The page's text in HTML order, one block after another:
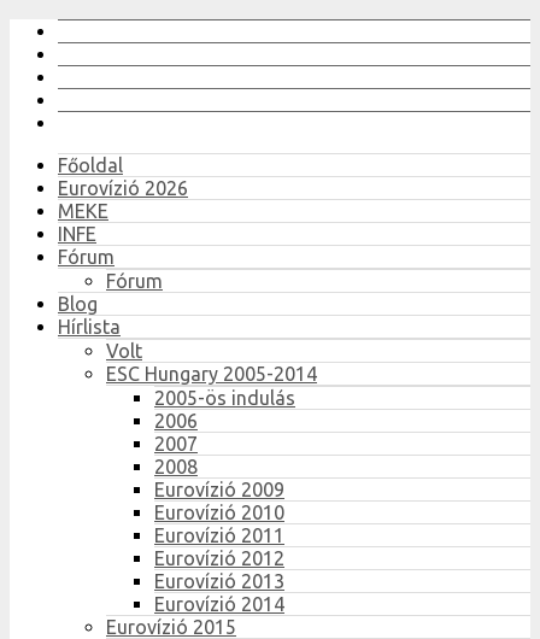
Főoldal
Eurovízió 2026
MEKE
INFE
Fórum
Fórum
Blog
Hírlista
Volt
ESC Hungary 2005-2014
2005-ös indulás
2006
2007
2008
Eurovízió 2009
Eurovízió 2010
Eurovízió 2011
Eurovízió 2012
Eurovízió 2013
Eurovízió 2014
Eurovízió 2015